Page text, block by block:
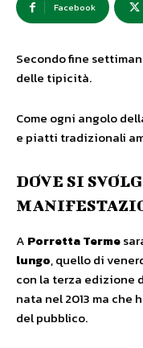
Facebook
Secondo fine
delle tipicità.
Come ogni angolo
e piatti tradizionali
DOVE SI
A Porretta Terme
lungo, quello di
con la terza edizione
nata nel 2013 ma che
del pubblico.